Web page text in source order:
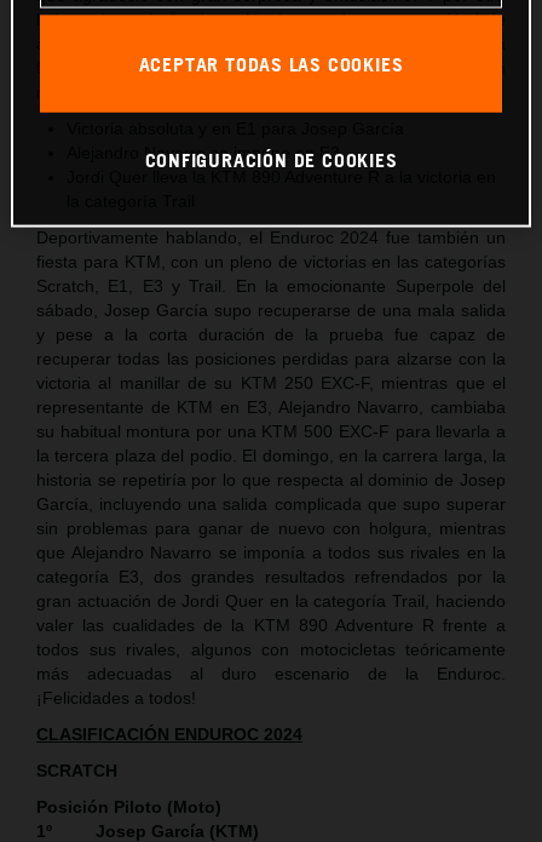
lado, todo un baño de multitudes con las gran cantidad de
felicitar y hacerse fotos con el campeón, que no cesó ni un
Alejandro Navarro se impone en E3
Deportivamente hablando, el Enduroc 2024 fue también un
fiesta para KTM, con un pleno de victorias en las categorías
Scratch, E1, E3 y Trail. En la emocionante Superpole del
sábado, Josep García supo recuperarse de una mala salida
y pese a la corta duración de la prueba fue capaz de
recuperar todas las posiciones perdidas para alzarse con la
victoria al manillar de su KTM 250 EXC-F, mientras que el
representante de KTM en E3, Alejandro Navarro, cambiaba
su habitual montura por una KTM 500 EXC-F para llevarla a
la tercera plaza del podio. El domingo, en la carrera larga, la
historia se repetiría por lo que respecta al dominio de Josep
García, incluyendo una salida complicada que supo superar
sin problemas para ganar de nuevo con holgura, mientras
que Alejandro Navarro se imponía a todos sus rivales en la
categoría E3, dos grandes resultados refrendados por la
gran actuación de Jordi Quer en la categoría Trail, haciendo
valer las cualidades de la KTM 890 Adventure R frente a
todos sus rivales, algunos con motocicletas teóricamente
más adecuadas al duro escenario de la Enduroc.
¡Felicidades a todos!
CLASIFICACIÓN ENDUROC 2024
SCRATCH
Posición Piloto (Moto)
1º Josep García (KTM)
ACEPTAR TODAS LAS COOKIES
CONFIGURACIÓN DE COOKIES